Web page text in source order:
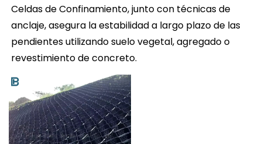
Celdas de Confinamiento, junto con técnicas de
anclaje, asegura la estabilidad a largo plazo de las
pendientes utilizando suelo vegetal, agregado o
revestimiento de concreto.